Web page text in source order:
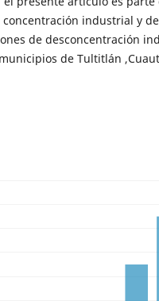
concentración industrial y
de desconcentración
de Tultitlán